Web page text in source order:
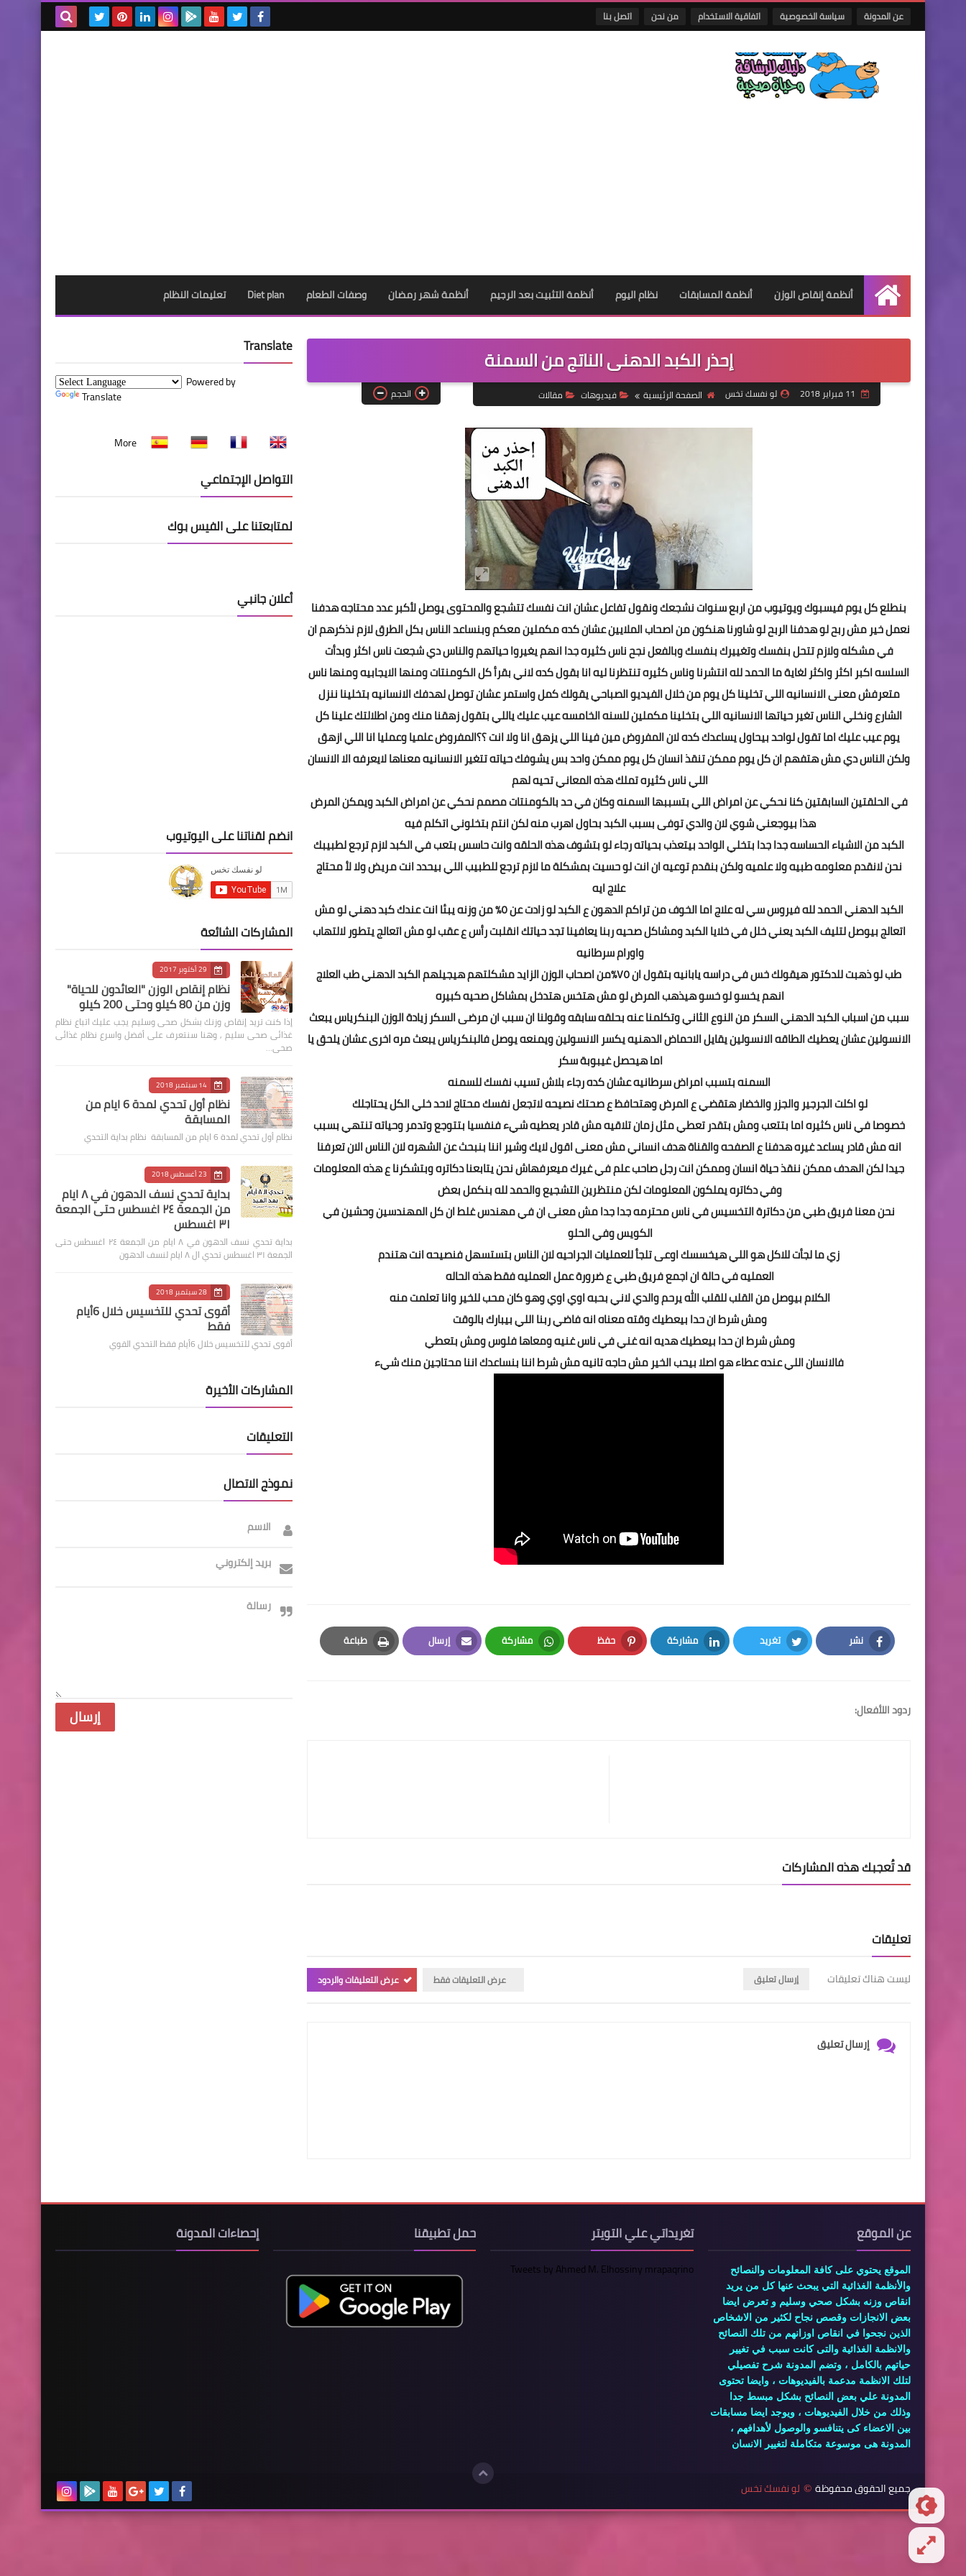
عن المدونة سياسة الخصوصية اتفاقية الاستخدام من نحن اتصل بنا
الرئيسية
أنظمة إنقاص الوزن أنظمة المسابقات نظام اليوم أنظمة التثبيت بعد الرجيم أنظمة شهر رمضان وصفات الطعام Diet plan تعليمات النظام
إحذر الكبد الدهنى الناتج من السمنة
لو نفسك تخس الصفحة الرئيسية فيديوهات مقالات الحجم
بنطلع كل يوم فيسبوك ويوتيوب من اربع سنوات نشجعك ونقول تفاعل عشان انت نفسك تتشجع والمحتوى يوصل لأكبر عدد محتاجه هدفنا
نعمل خير مش ربح لو هدفنا الربح لو شاورنا هنكون من اصحاب الملايين عشان كده مكملين معكم وبنساعد الناس بكل الطرق لازم نذكرهم ان
في مشكله ولازم تتحل بنفسك وتغييرك بنفسك وبالفعل نجح ناس كثيره جدا انهم يغيروا حياتهم والناس دي شجعت ناس اكثر وبدأت
السلسه اكبر اكثر واكثر لغاية ما الحمد لله انتشرنا وناس كثيره تنتظرنا ليه انا بقول كده لاني بقرأ كل الكومنتات ومنها الايجابيه ومنها ناس
متعرفش معنى الانسانيه اللي تخلينا كل يوم من خلال الفيديو الصباحي يقولك كمل واستمر عشان توصل لهدفك الانسانيه بتخلينا ننزل
الشارع ونخلي الناس تغير حياتها الانسانيه اللي بتخلينا مكملين للسنه الخامسه عيب عليك ياللي بتقول زهقنا منك ومن اطلالتك علينا كل
يوم عيب عليك اما تقول لواحد بيحاول يساعدك كده لان المفروض مين فينا اللي يزهق انا ولا انت ؟؟المفروض علميا وعمليا انا اللي ازهق
ولكن الناس دي مش هتفهم ان كل يوم ممكن تنقذ انسان كل يوم ممكن واحد بس يشوفك حياته تتغير الانسانيه معناها لايعرفه الا الانسان
اللي ناس كثيره تملك هذه المعاني تحيه لهم
في الحلقتين السابقتين كنا نحكي عن امراض اللي بتسببها السمنه وكان في حد بالكومنتات مصمم نحكي عن امراض الكبد ويمكن المرض
هذا بيوجعني شوي لان والدي توفى بسبب الكبد بحاول اهرب منه لكن انتم بتخلوني اتكلم فيه
الكبد من الاشياء الحساسه جدا جدا بتخلي الواحد بيتعذب بحياته رجاء لو بتشوف هذه الحلقه وانت حاسس بتعب في الكبد لازم ترجع لطبيبك
نحن لانقدم معلومه طبيه ولا علميه ولكن بنقدم توعيه ان انت لو حسيت بمشكلة ما لازم ترجع للطبيب اللي بيحدد انت مريض ولا لأ محتاج
علاج ايه
الكبد الدهني الحمد لله فيروس سي له علاج اما الخوف من تراكم الدهون ع الكبد لو زادت عن ٥٪ من وزنه يبئا انت عندك كبد دهني لو مش
اتعالج بيوصل لتليف الكبد يعني خلل في خلايا الكبد ومشاكل صحيه ربنا يعافينا تجد حياتك انقلبت رأس ع عقب لو مش اتعالج يتطور لالتهاب
واورام سرطانيه
طب لو ذهبت للدكتور هيقولك خس في دراسه يابانيه بتقول ان ٧٥٪من اصحاب الوزن الزايد مشكلتهم هيجيلهم الكبد الدهني طب العلاج
انهم يخسو لو خسو هيذهب المرض لو مش هتخس هتدخل بمشاكل صحيه كبيره
سبب من اسباب الكبد الدهني السكر من النوع الثاني وتكلمنا عنه بحلقه سابقه وقولنا ان سبب ان مرضى السكر زيادة الوزن البنكرياس يبعث
الانسولين عشان يعطيك الطاقه الانسولين يقايل الاحماض الدهنيه يكسر الانسولين ويمنعه يوصل فالبنكرياس يبعث مره اخرى عشان يلحق يا
اما هيحصل غيبوبة سكر
السمنه بتسبب امراض سرطانيه عشان كده رجاء بلاش تسيب نفسك للسمنه
لو اكلت الجرجير والجزر والخضار هتقضي ع المرض وهتحافظ ع صحتك نصيحه لاتجعل نفسك محتاج لاحد خلي الكل يحتاجلك
خصوصا في ناس كثيره اما بتتعب ومش بتقدر تعطي مثل زمان تلاقيه مش قادر يعطيه شيء فنفسيا بتتوجع وتدمر وحياته تنتهي بسبب
انه مش قادر يساعد غيره هدفنا ع الصفحه والقناة هدف انساني مش معنى اقول لايك وشير اننا بنبحث عن الشهره لان الناس الان تعرفنا
جيدا لكن الهدف ممكن ننقذ حياة انسان وممكن انت رجل صاحب علم في غيرك ميعرفهاش نحن يتابعنا دكاتره وبتشكرنا ع هذه المعلومات
وفي دكاتره يملكون المعلومات لكن منتظرين التشجيع والحمد لله بنكمل بعض
نحن معنا فريق طبي من دكاترة التخسيس في ناس محترمه جدا جدا مش معنى ان في مهندس غلط ان كل المهندسين وحشين في
الكويس وفي الحلو
زي ما لجأت للاكل هو اللي هيخسسك اوعى تلجأ للعمليات الجراحيه لان الناس بتستسهل فنصيحه انت هتندم
العمليه في حالة ان اجمع فريق طبي ع ضرورة عمل العمليه فقط هذه الحاله
الكلام بيوصل من القلب للقلب الله يرحم والدي لاني بحبه اوي اوي وهو كان محب للخير وانا تعلمت منه
ومش شرط ان حدا بيعطيك وقته معناه انه فاضي ربنا اللي بيبارك بالوقت
ومش شرط ان حدا بيعطيك هديه انه غني في ناس غنيه ومعاها فلوس ومش بتعطي
فالانسان اللي عنده عطاء هو اصلا بيحب الخير مش حاجه تانيه مش شرط اننا بنساعدك اننا محتاجين منك شيء
نشر
Facebook
تغريد
Twitter
مشاركة
LinkedIn
حفظ
Pinterest
مشاركة
Whatsapp
إرسال
Email
طباعة
Print
ردود اللأفعال:
قد تُعجبك هذه المشاركات
تعليقات
ليست هناك تعليقات إرسال تعليق عرض التعليقات فقط عرض التعليقات والردود
إرسال تعليق
Translate
Powered by
Translate
More
التواصل الإجتماعي
لمتابعتنا على الفيس بوك
أعلان جانبي
انضم لقناتنا على اليوتيوب
المشاركات الشائعة
29 أكتوبر 2017
نظام إنقاص الوزن "العائدون للحياة"
وزن من 80 كيلو وحتى 200 كيلو
إذا كنت تريد إنقاص وزنك بشكل صحى وسليم يجب عليك اتباع نظام
غذائى صحى سليم , وهنا سنتعرف على أفضل واسرع نظام غذائى
صحى…
14 سبتمبر 2018
نظام أول تحدي لمدة 6 ايام من
المسابقة
نظام أول تحدي لمدة 6 ايام من المسابقة نظام بداية التحدي
23 أغسطس 2018
بداية تحدي نسف الدهون في ٨ ايام
من الجمعة ٢٤ اغسطس حتى الجمعة
٣١ اغسطس
بداية تحدي نسف الدهون في ٨ ايام من الجمعة ٢٤ اغسطس حتى
الجمعة ٣١ اغسطس تحدي ال ٨ ايام لنسف الدهون
28 سبتمبر 2018
أقوى تحدي للتخسيس خلال 6أيام
فقط
أقوى تحدي للتخسيس خلال 6أيام فقط التحدي القوي
المشاركات الأخيرة
التعليقات
نموذج الاتصال
الاسم
بريد إلكتروني
رسالة
عن الموقع
الموقع يحتوي على كافة المعلومات والنصائح
والأنظمة الغذائية التي يبحث عنها كل من يريد
انقاص وزنه بشكل صحي وسليم و تعرض ايضا
بعض الانجازات وقصص نجاح لكثير من الاشخاص
الذين نجحوا في انقاص اوزانهم من تلك النصائح
والانظمة الغذائية والتى كانت سبب في تغيير
حياتهم بالكامل ، وتضم المدونة شرح تفصيلي
لتلك الانظمة مدعمة بالفيديوهات ، وايضا تحتوى
المدونة علي بعض النصائح بشكل مبسط جدا
وذلك من خلال الفيديوهات ، ويوجد ايضا مسابقات
بين الاعضاء كى يتنافسو والوصول لأهدافهم ،
المدونة هى موسوعة متكاملة لتغيير الانسان
تغريداتي علي التويتر
Tweets by Ahmed M. Elhossiny mrapaqrino
حمل تطبيقنا إحصاءات المدونة
جميع الحقوق محفوظة © لو نفسك تخس